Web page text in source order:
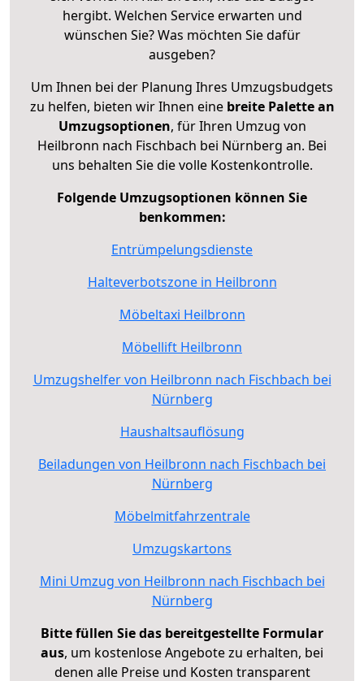
hergibt. Welchen Service erwarten und
wünschen Sie? Was möchten Sie dafür
ausgeben?
Um Ihnen bei der Planung Ihres Umzugsbudgets
zu helfen, bieten wir Ihnen eine breite Palette an
Umzugsoptionen, für Ihren Umzug von
Heilbronn nach Fischbach bei Nürnberg an. Bei
uns behalten Sie die volle Kostenkontrolle.
Folgende Umzugsoptionen können Sie
benkommen:
Entrümpelungsdienste
Halteverbotszone in Heilbronn
Möbeltaxi Heilbronn
Möbellift Heilbronn
Umzugshelfer von Heilbronn nach Fischbach bei
Nürnberg
Haushaltsauflösung
Beiladungen von Heilbronn nach Fischbach bei
Nürnberg
Möbelmitfahrzentrale
Umzugskartons
Mini Umzug von Heilbronn nach Fischbach bei
Nürnberg
Bitte füllen Sie das bereitgestellte Formular
aus, um kostenlose Angebote zu erhalten, bei
denen alle Preise und Kosten transparent